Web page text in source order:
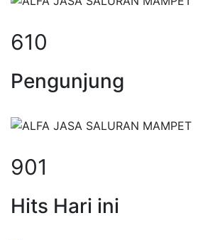
610
Pengunjung
901
Hits Hari ini